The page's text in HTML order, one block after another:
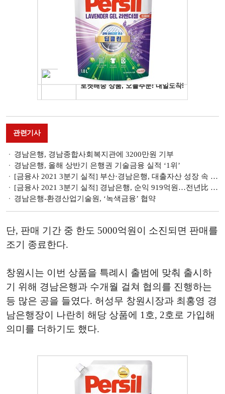
관련기사
경남은행, 경남종합사회복지관에 3200만원 기부
경남은행, 올해 상반기 은행권 기술금융 실적 ‘1위’
[금융사 2021 3분기 실적] 부산·경남은행, 대출자산 성장 속 건전성 개선 뚜렷(종합)
[금융사 2021 3분기 실적] 경남은행, 순익 919억원…전년比 111.3%↑(상보)
경남은행-환경산업기술원, ‘녹색금융’ 협약
단, 판매 기간 중 한도 5000억원이 소진되면 판매를
조기 종료한다.
창원시는 이번 상품을 특례시 출범에 맞춰 출시하
기 위해 경남은행과 수개월 걸쳐 협의를 진행하는
등 많은 공을 들였다. 허성무 창원시장과 최홍영 경
남은행장이 나란히 해당 상품에 1호, 2호로 가입해
의미를 더하기도 했다.